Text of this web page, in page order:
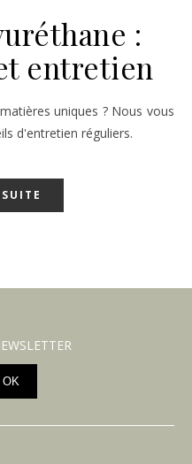
:
entretien
d'entretien réguliers.
OK